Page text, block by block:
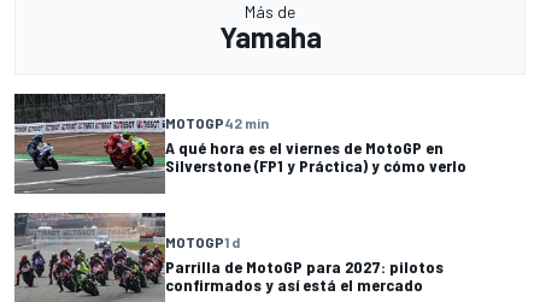
Más de
Yamaha
MOTOGP42 min
A qué hora es el viernes de MotoGP en
Silverstone (FP1 y Práctica) y cómo verlo
MOTOGP1 d
Parrilla de MotoGP para 2027: pilotos
confirmados y así está el mercado